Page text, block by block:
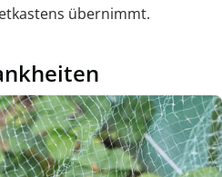
übernimmt.